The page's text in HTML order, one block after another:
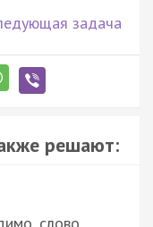
задача
решают:
слово,